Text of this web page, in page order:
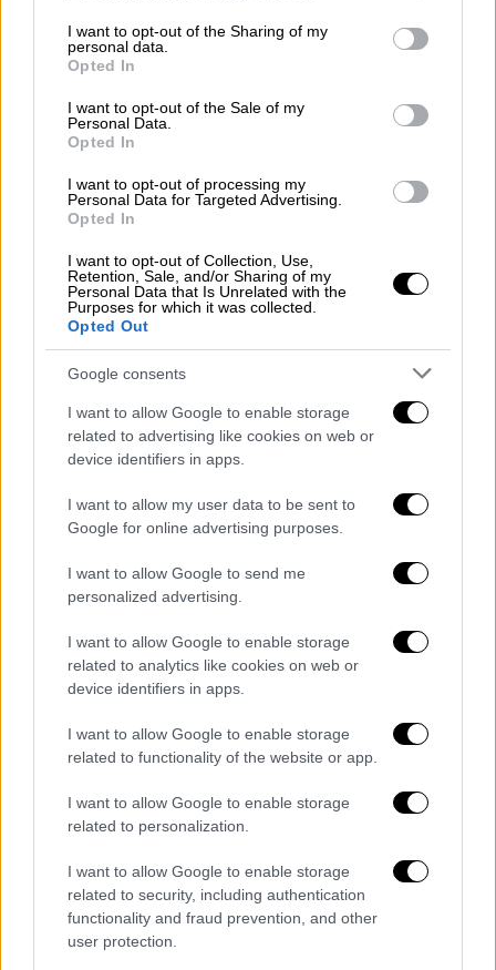
not limited to your visit or usage behaviour. You may click to
grant or deny consent to Google and its third-party tags to
use your data for below specified purposes in below Google
consent section.
I want to opt-out of the Sharing of my
personal data.
Opted In
I want to opt-out of the Sale of my
Personal Data.
Opted In
I want to opt-out of processing my
Personal Data for Targeted Advertising.
Opted In
I want to opt-out of Collection, Use,
Retention, Sale, and/or Sharing of my
Personal Data that Is Unrelated with the
Purposes for which it was collected.
Opted Out
Google consents
I want to allow Google to enable storage
related to advertising like cookies on web or
device identifiers in apps.
I want to allow my user data to be sent to
Google for online advertising purposes.
I want to allow Google to send me
personalized advertising.
I want to allow Google to enable storage
related to analytics like cookies on web or
device identifiers in apps.
I want to allow Google to enable storage
related to functionality of the website or app.
I want to allow Google to enable storage
related to personalization.
I want to allow Google to enable storage
related to security, including authentication
functionality and fraud prevention, and other
user protection.
ΔΙΑΒΑΣΤΕ ΕΠΙΣΗΣ
Ελλάδα|12.12.2022 16:50
Ραγδαίες εξελίξεις με την Κιβωτό: Ο
15χρονος από τη δομή του Βόλου
κατήγγειλε ασέλγεια από τον πατέρα
Αντώνιο
Ο άνδρας φέρεται έπειτα να το «έσκασε»,
καθώς η γυναίκα
μεταδίδει τοneakriti.gr.
Οι αστυνομικές Αρχέςαναζητούν
τον
32χρονο.
Politico: Υπό αυστηρό έλεγχο και ο
Μαργαρίτης Σχοινάς - Ερευνάται η
πιθανή εμπλοκή του στο Qatar Gate
Βρυξέλλες; Τα 6 σημεία του σκανδάλου
που έβαλε «φωτιά» στο
Ευρωκοινοβούλιο - Τα επόμενα βήματα
Γκάφα ολκής...από αστυνομικούς στο
Λονδίνο: Εισέβαλαν σε γκαλερί για να
σώσουν άνθρωπο που τελικά
αποδείχθηκε... γλυπτό
για τις τράπεζες από τα «κόκκινα
δάνεια» και την περιορισμένη
χρηματοδότηση